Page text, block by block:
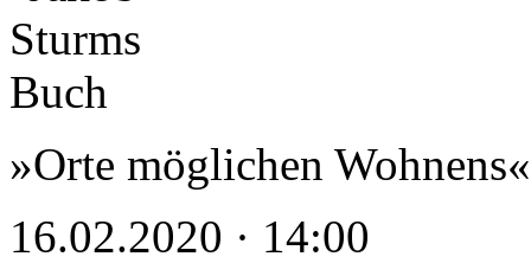
»Orte möglichen
16.02.2020 · 14:00